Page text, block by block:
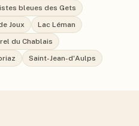
bleues des Gets
Joux
Lac Léman
du Chablais
Saint-Jean-d'Aulps